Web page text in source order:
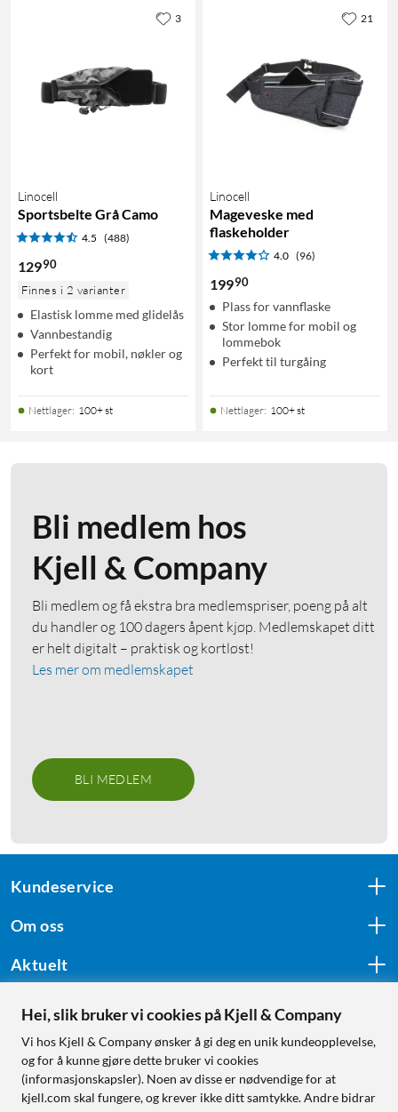
Linocell
Sportsbelte Grå Camo
4.5 (488)
12990
Finnes i 2 varianter
Elastisk lomme med glidelås
Vannbestandig
Perfekt for mobil, nøkler og
kort
Nettlager: 100+ st
3
Linocell
Mageveske med
flaskeholder
4.0 (96)
19990
Plass for vannflaske
Stor lomme for mobil og
lommebok
Perfekt til turgåing
Nettlager: 100+ st
21
Bli medlem hos
Kjell & Company
Bli medlem og få ekstra bra medlemspriser, poeng på alt
du handler og 100 dagers åpent kjøp. Medlemskapet ditt
er helt digitalt – praktisk og kortløst!
Les mer om medlemskapet
BLI MEDLEM
Kundeservice
Om oss
Aktuelt
Følg oss
Handle fra:
Hei, slik bruker vi cookies på Kjell & Company
Vi hos Kjell & Company ønsker å gi deg en unik kundeopplevelse,
og for å kunne gjøre dette bruker vi cookies
(informasjonskapsler). Noen av disse er nødvendige for at
kjell.com skal fungere, og krever ikke ditt samtykke. Andre bidrar